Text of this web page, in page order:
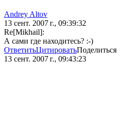
Andrey Altov
13 сент. 2007 г., 09:39:32
Re[Mikhail]:
А сами где находитесь? :-)
ОтветитьЦитироватьПоделиться
13 сент. 2007 г., 09:43:23